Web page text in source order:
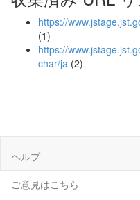
https://
(1)
https://
char/ja (2)
ヘルプ
ご意見はこちら